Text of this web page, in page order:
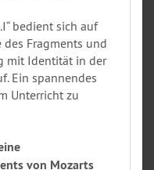
bedient sich auf
Fragments und
mit Identität in der
Ein spannendes
Unterricht zu
von Mozarts